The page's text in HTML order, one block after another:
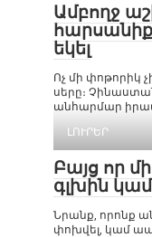
Ամբողջ
եկել
Ոչ մի փոթորիկ
սերը։
անհարմար
ԼՈՒՐԵՐ
Բայց որ
գլխին
Նրանք, որոնք
փոխվել, կամ